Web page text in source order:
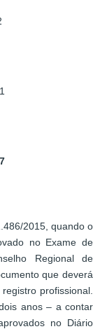
2015, quando o
no Exame de
Regional de
que deverá
profissional.
anos – a contar
no Diário